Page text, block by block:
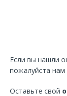
Если вы нашли
пожалуйста
Оставьте свой